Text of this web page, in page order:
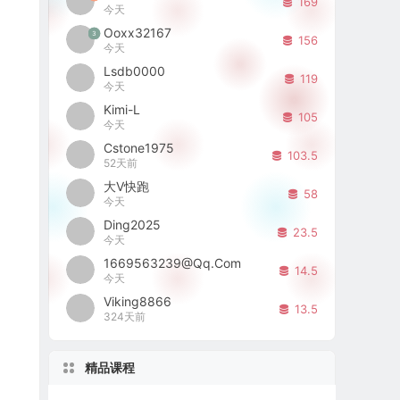
今天
3 Ooxx32167
今天
156
Lsdb0000
今天
119
Kimi-L
今天
105
Cstone1975
52天前
103.5
大V快跑
今天
58
Ding2025
今天
23.5
1669563239@qq.com
今天
14.5
Viking8866
324天前
13.5
精品课程